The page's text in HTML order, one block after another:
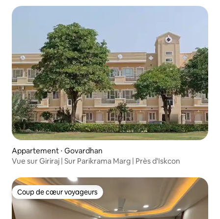
Appartement ⋅ Govardhan
Vue sur Giriraj | Sur Parikrama Marg | Près d'Iskcon
Coup de cœur voyageurs
Coup de cœur voyageurs